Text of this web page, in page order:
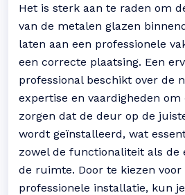
Het is sterk aan te raden om
van de metalen glazen
laten aan een professionele
een correcte plaatsing. Een
professional beschikt over de
expertise en vaardigheden om
zorgen dat de deur op de
wordt geïnstalleerd, wat
zowel de functionaliteit als de
de ruimte. Door te kiezen voor
professionele installatie, kun